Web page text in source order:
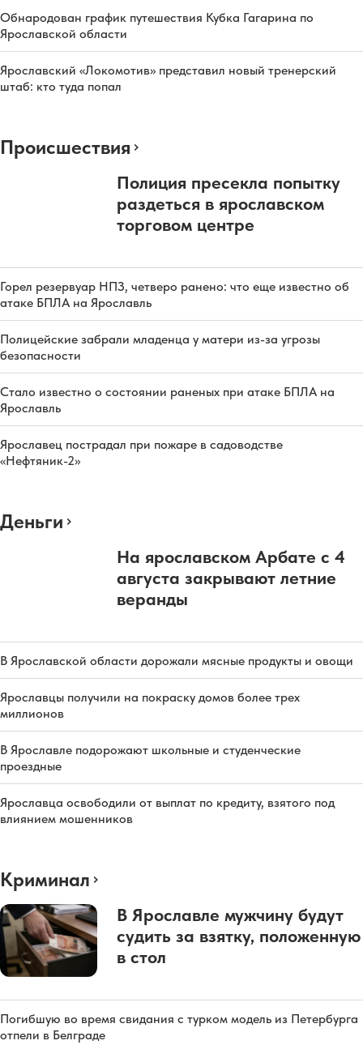
Обнародован график путешествия Кубка Гагарина по
Ярославской области
Ярославский «Локомотив» представил новый тренерский
штаб: кто туда попал
Происшествия
Полиция пресекла попытку
раздеться в ярославском
торговом центре
Горел резервуар НПЗ, четверо ранено: что еще известно об
атаке БПЛА на Ярославль
Полицейские забрали младенца у матери из-за угрозы
безопасности
Стало известно о состоянии раненых при атаке БПЛА на
Ярославль
Ярославец пострадал при пожаре в садоводстве
«Нефтяник-2»
Деньги
На ярославском Арбате с 4
августа закрывают летние
веранды
В Ярославской области дорожали мясные продукты и овощи
Ярославцы получили на покраску домов более трех
миллионов
В Ярославле подорожают школьные и студенческие
проездные
Ярославца освободили от выплат по кредиту, взятого под
влиянием мошенников
Криминал
В Ярославле мужчину будут
судить за взятку, положенную
в стол
Погибшую во время свидания с турком модель из Петербурга
отпели в Белграде